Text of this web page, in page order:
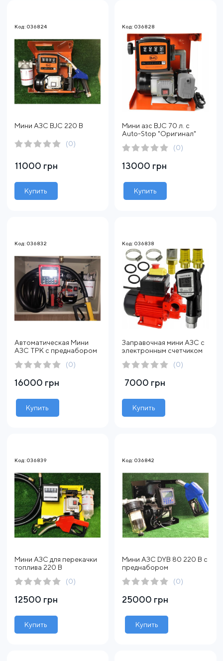
Код: 036824
Мини АЗС BJC 220 В
(0)
11000 грн
Купить
Код: 036828
Мини азс BJC 70 л. с
Auto-Stop "Оригинал"
(0)
13000 грн
Купить
Код: 036832
Автоматическая Мини
АЗС ТРК с преднабором
(0)
16000 грн
Купить
Код: 036838
Заправочная мини АЗС с
электронным счетчиком
(0)
7000 грн
Купить
Код: 036839
Мини АЗС для перекачки
топлива 220 В
(0)
12500 грн
Купить
Код: 036842
Мини АЗС DYB 80 220 В с
преднабором
(0)
25000 грн
Купить